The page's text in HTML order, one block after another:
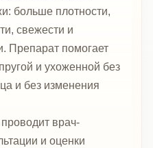
больше плотности,
свежести и
Препарат помогает
и ухоженной без
и без изменения
врач-
и оценки